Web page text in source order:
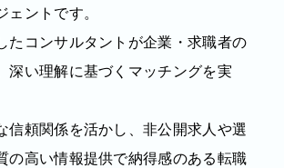
ントです。
たコンサルタントが企業・求職者の
深い理解に基づくマッチングを実
信頼関係を活かし、非公開求人や選
の高い情報提供で納得感のある転職